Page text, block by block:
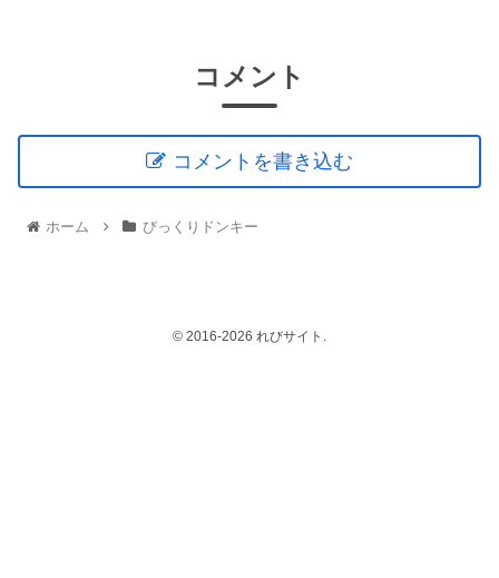
コメント
コメントを書き込む
ホーム びっくりドンキー
© 2016-2026 れびサイト.